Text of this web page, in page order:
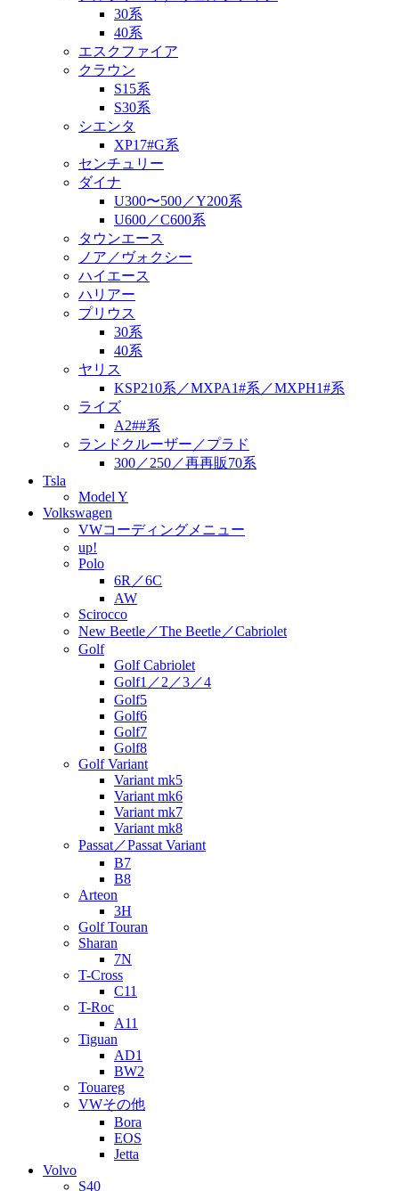
30系
40系
エスクファイア
クラウン
S15系
S30系
シエンタ
XP17#G系
センチュリー
ダイナ
U300〜500／Y200系
U600／C600系
タウンエース
ノア／ヴォクシー
ハイエース
ハリアー
プリウス
30系
40系
ヤリス
KSP210系／MXPA1#系／MXPH1#系
ライズ
A2##系
ランドクルーザー／プラド
300／250／再再販70系
Tsla
Model Y
Volkswagen
VWコーディングメニュー
up!
Polo
6R／6C
AW
Scirocco
New Beetle／The Beetle／Cabriolet
Golf
Golf Cabriolet
Golf1／2／3／4
Golf5
Golf6
Golf7
Golf8
Golf Variant
Variant mk5
Variant mk6
Variant mk7
Variant mk8
Passat／Passat Variant
B7
B8
Arteon
3H
Golf Touran
Sharan
7N
T-Cross
C11
T-Roc
A11
Tiguan
AD1
BW2
Touareg
VWその他
Bora
EOS
Jetta
Volvo
S40